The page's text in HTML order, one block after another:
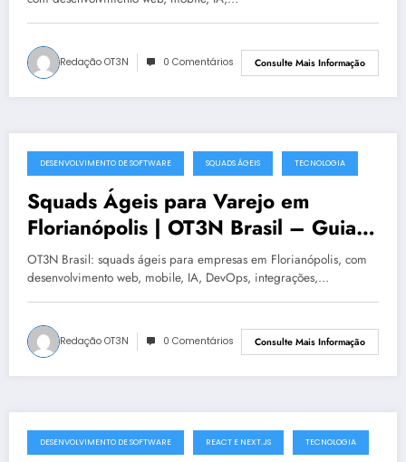
Redação OT3N 0 Comentários Consulte Mais Informação
julho 19, 2025
DESENVOLVIMENTO DE SOFTWARE SQUADS ÁGEIS TECNOLOGIA
Squads Ágeis para Varejo em
Florianópolis | OT3N Brasil – Guia
0991
OT3N Brasil: squads ágeis para empresas em Florianópolis, com
desenvolvimento web, mobile, IA, DevOps, integrações,…
Redação OT3N 0 Comentários Consulte Mais Informação
julho 19, 2025
DESENVOLVIMENTO DE SOFTWARE REACT E NEXT.JS TECNOLOGIA